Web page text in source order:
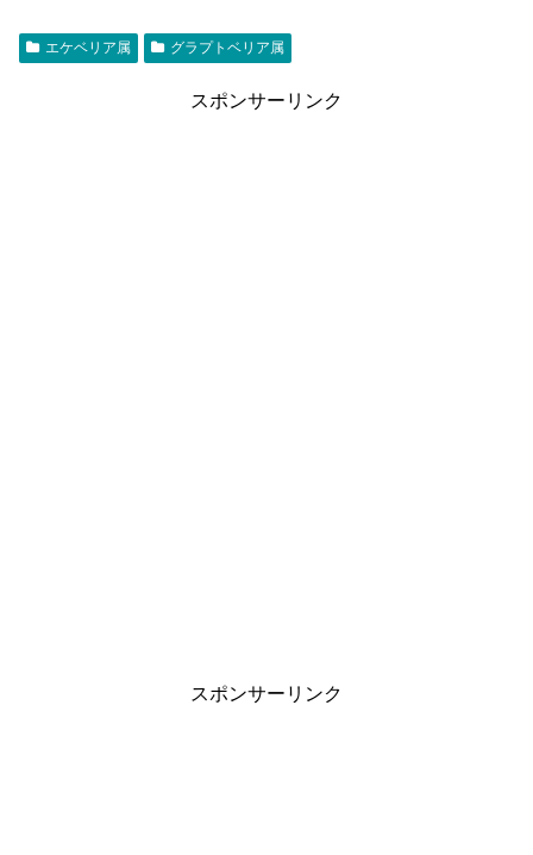
エケベリア属 グラプトベリア属
スポンサーリンク
スポンサーリンク